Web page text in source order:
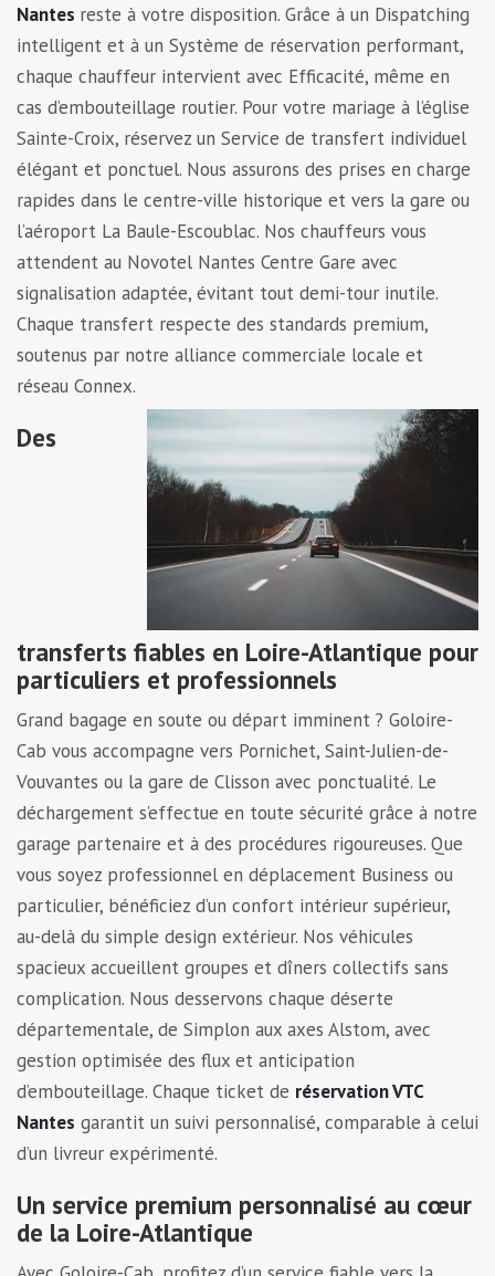
Nantes reste à votre disposition. Grâce à un Dispatching
intelligent et à un Système de réservation performant,
chaque chauffeur intervient avec Efficacité, même en
cas d’embouteillage routier. Pour votre mariage à l’église
Sainte-Croix, réservez un Service de transfert individuel
élégant et ponctuel. Nous assurons des prises en charge
rapides dans le centre-ville historique et vers la gare ou
l’aéroport La Baule-Escoublac. Nos chauffeurs vous
attendent au Novotel Nantes Centre Gare avec
signalisation adaptée, évitant tout demi-tour inutile.
Chaque transfert respecte des standards premium,
soutenus par notre alliance commerciale locale et
réseau Connex.
Des
transferts fiables en Loire-Atlantique pour
particuliers et professionnels
Grand bagage en soute ou départ imminent ? Goloire-
Cab vous accompagne vers Pornichet, Saint-Julien-de-
Vouvantes ou la gare de Clisson avec ponctualité. Le
déchargement s’effectue en toute sécurité grâce à notre
garage partenaire et à des procédures rigoureuses. Que
vous soyez professionnel en déplacement Business ou
particulier, bénéficiez d’un confort intérieur supérieur,
au-delà du simple design extérieur. Nos véhicules
spacieux accueillent groupes et dîners collectifs sans
complication. Nous desservons chaque déserte
départementale, de Simplon aux axes Alstom, avec
gestion optimisée des flux et anticipation
d’embouteillage. Chaque ticket de réservation VTC
Nantes garantit un suivi personnalisé, comparable à celui
d’un livreur expérimenté.
Un service premium personnalisé au cœur
de la Loire-Atlantique